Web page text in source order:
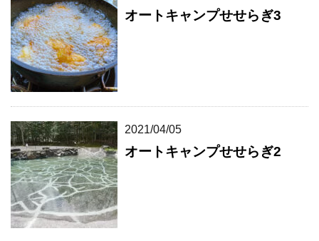
オートキャンプせせらぎ3
2021/04/05
オートキャンプせせらぎ2